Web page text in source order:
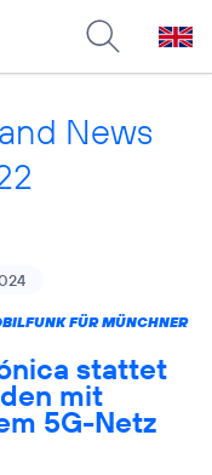
News
FÜR MÜNCHNER
stattet
mit
5G-Netz